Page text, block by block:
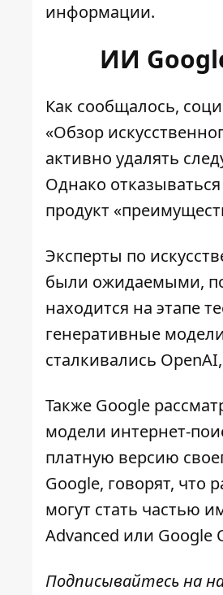
информации.
ИИ
Как сообщалось,
«Обзор
активно удалять
Однако
продукт
Эксперты по
были ожидаемыми,
находится на этапе
генеративные
сталкивались
Также Google
модели интернет-
платную версию
Google, говорят, что
могут стать частью
Advanced или Google
Подписывайтесь на